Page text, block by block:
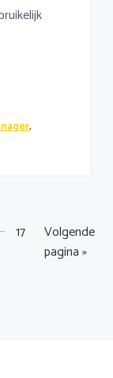
,
Pagina
17
Ga
naar
Volgende
pagina »